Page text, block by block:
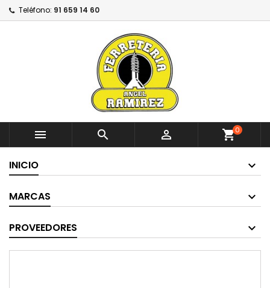
Teléfono: 91 659 14 60
   shopping_cart0
INICIO
MARCAS
PROVEEDORES